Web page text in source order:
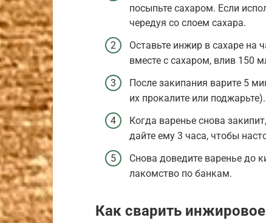
посыпьте сахаром. Если
чередуя со слоем сахара.
Оставьте инжир в сахаре на
вместе с сахаром, влив 150
После закипания варите 5
их прокалите или поджарьте).
Когда варенье снова
дайте ему 3 часа, чтобы
Снова доведите варенье до
лакомство по банкам.
Как сварить